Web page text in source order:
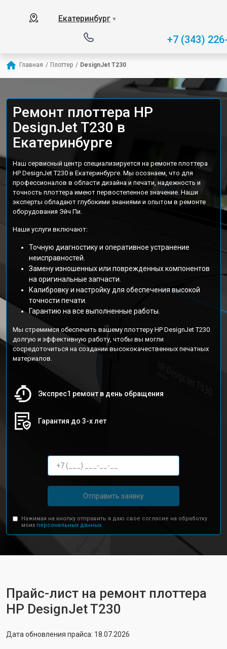
Екатеринбург ▼
+7 (343)
Главная / Плоттер / DesignJet T230
Ремонт плоттера HP
DesignJet T230 в
Екатеринбурге
Наш сервисный центр специализируется на ремонте плоттера
HP DesignJet T230 в Екатеринбурге. Мы осознаем, что для
профессионалов в области дизайна и печати, надежность и
точность плоттера имеют первостепенное значение. Наши
эксперты обладают глубокими знаниями и опытом в ремонте
оборудования Эйч Пи.
Наши услуги включают:
Точную диагностику и оперативное устранение
неисправностей.
Замену изношенных или поврежденных компонентов
на оригинальные запчасти.
Калибровку и настройку для обеспечения высокой
точности печати.
Гарантию на все выполненные работы.
Мы стремимся обеспечить вашему плоттеру HP DesignJet T230
долгую и эффективную работу, чтобы вы могли
сосредоточиться на создании высококачественных печатных
материалов.
Экспрес1 ремонт в день обращения
Гарантия до 3-х лет
Отправить заявку
Нажимая на кнопку отправить я даю свое согласие на обработку
моих персональных данных.
Прайс-лист на ремонт плоттера
HP DesignJet T230
Дата обновления прайса: 18.07.2026